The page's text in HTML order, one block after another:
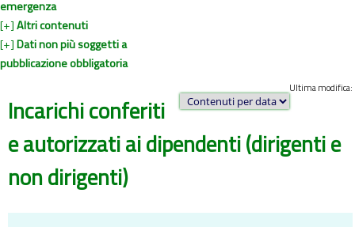
emergenza
[+]Altri contenuti
[+]Dati non più soggetti a
pubblicazione obbligatoria
Ultima modifica:
Incarichi conferiti
e autorizzati ai dipendenti (dirigenti e
non dirigenti)